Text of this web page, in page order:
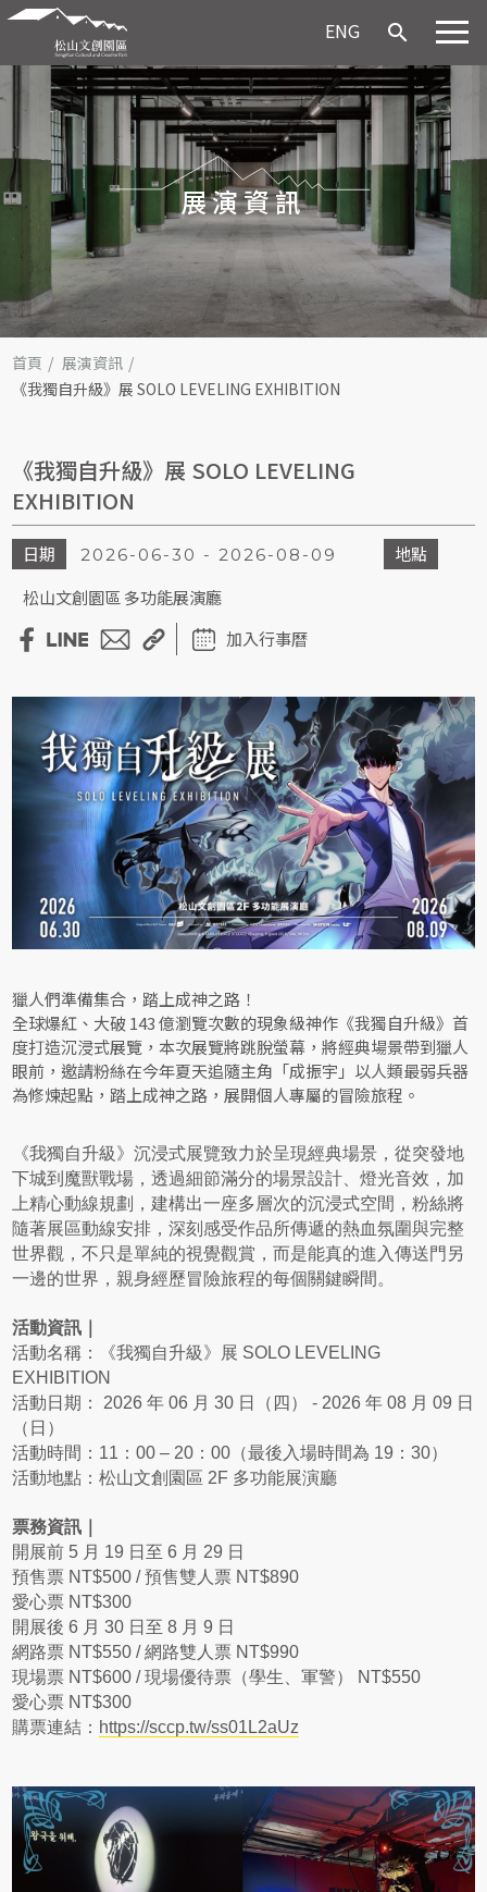
ENG search
展演資訊
首頁
展演資訊
《我獨自升級》展 SOLO LEVELING EXHIBITION
《我獨自升級》展 SOLO LEVELING
EXHIBITION
日期 2026-06-30 - 2026-08-09
地點
松山文創園區 多功能展演廳
加入行事曆
獵人們準備集合，踏上成神之路！
全球爆紅、大破 143 億瀏覽次數的現象級神作《我獨自升級》首
度打造沉浸式展覽，本次展覽將跳脫螢幕，將經典場景帶到獵人
眼前，邀請粉絲在今年夏天追隨主角「成振宇」以人類最弱兵器
為修煉起點，踏上成神之路，展開個人專屬的冒險旅程。
《我獨自升級》沉浸式展覽致力於呈現經典場景，從突發地
下城到魔獸戰場，透過細節滿分的場景設計、燈光音效，加
上精心動線規劃，建構出一座多層次的沉浸式空間，粉絲將
隨著展區動線安排，深刻感受作品所傳遞的熱血氛圍與完整
世界觀，不只是單純的視覺觀賞，而是能真的進入傳送門另
一邊的世界，親身經歷冒險旅程的每個關鍵瞬間。
活動資訊｜
活動名稱：《我獨自升級》展 SOLO LEVELING
EXHIBITION
活動日期： 2026 年 06 月 30 日（四） - 2026 年 08 月 09 日
（日）
活動時間：11：00 – 20：00（最後入場時間為 19：30）
活動地點：松山文創園區 2F 多功能展演廳
票務資訊｜
開展前 5 月 19 日至 6 月 29 日
預售票 NT$500 / 預售雙人票 NT$890
愛心票 NT$300
開展後 6 月 30 日至 8 月 9 日
網路票 NT$550 / 網路雙人票 NT$990
現場票 NT$600 / 現場優待票（學生、軍警） NT$550
愛心票 NT$300
購票連結： https://sccp.tw/ss01L2aUz